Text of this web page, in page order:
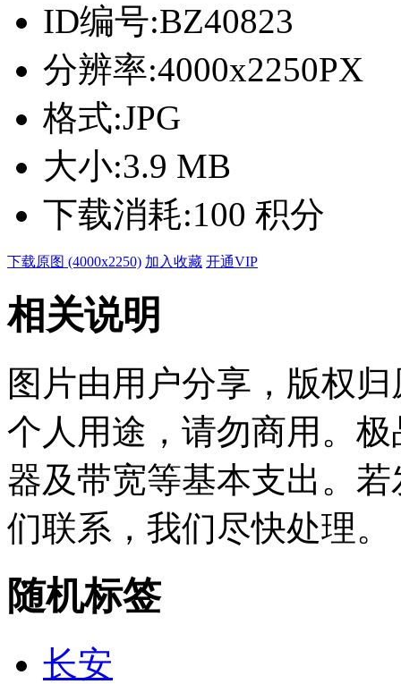
ID编号:BZ40823
分辨率:4000x2250PX
格式:JPG
大小:3.9 MB
下载消耗:100 积分
下载原图 (4000x2250) 加入收藏 开通VIP
相关说明
图片由用户分享，版权
个人用途，请勿商用。
器及带宽等基本支出。
们联系，我们尽快处理。
随机标签
长安